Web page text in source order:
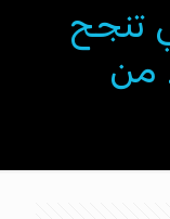
تنجح
من